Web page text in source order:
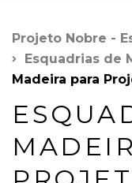
Projeto Nobre -
Esquadrias de
Madeira para